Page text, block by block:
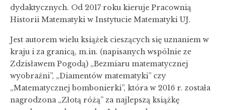
dydaktycznych. Od 2017 roku kieruje Pracownią
Historii Matematyki w Instytucie Matematyki UJ.
Jest autorem wielu książek cieszących się uznaniem w
kraju i za granicą, m.in. (napisanych wspólnie ze
Zdzisławem Pogodą) „Bezmiaru matematycznej
wyobraźni”, „Diamentów matematyki” czy
„Matematycznej bombonierki”, która w 2016 r. została
nagrodzona „Złotą różą” za najlepszą książkę